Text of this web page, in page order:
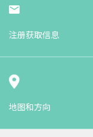
注册获取信息
地图和方向